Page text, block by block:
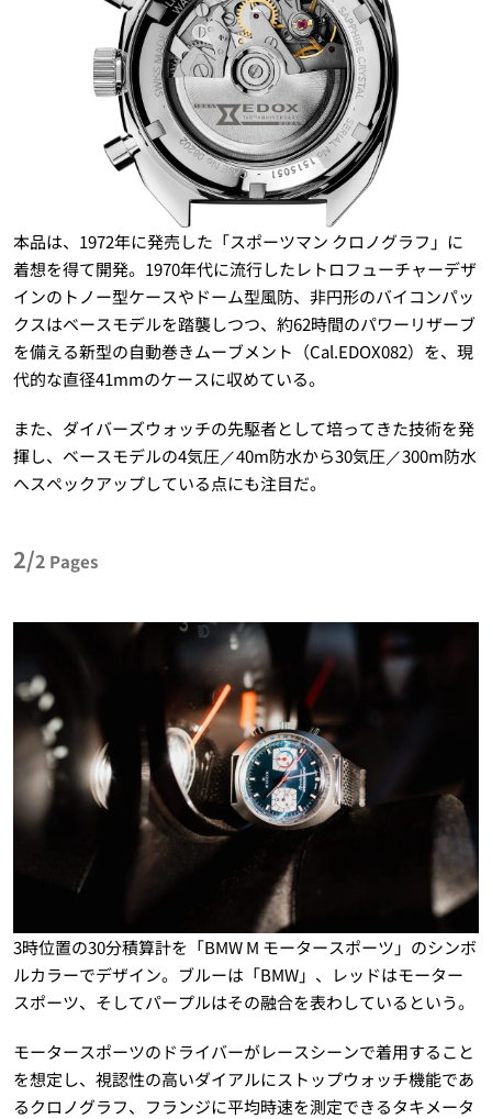
本品は、1972年に発売した「スポーツマン クロノグラフ」に
着想を得て開発。1970年代に流行したレトロフューチャーデザ
インのトノー型ケースやドーム型風防、非円形のバイコンパッ
クスはベースモデルを踏襲しつつ、約62時間のパワーリザーブ
を備える新型の自動巻きムーブメント（Cal.EDOX082）を、現
代的な直径41mmのケースに収めている。
また、ダイバーズウォッチの先駆者として培ってきた技術を発
揮し、ベースモデルの4気圧／40m防水から30気圧／300m防水
へスペックアップしている点にも注目だ。
2/2 Pages
3時位置の30分積算計を「BMW M モータースポーツ」のシンボ
ルカラーでデザイン。ブルーは「BMW」、レッドはモーター
スポーツ、そしてパープルはその融合を表わしているという。
モータースポーツのドライバーがレースシーンで着用すること
を想定し、視認性の高いダイアルにストップウォッチ機能であ
るクロノグラフ、フランジに平均時速を測定できるタキメータ